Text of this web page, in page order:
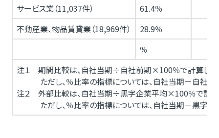
サービス業（11,037件）
61.4％
不動産業、物品賃貸業（18,969件）
28.9％
％
注１ 期間比較は、自社当期÷自社前期×100％で計算しま
ただし、％比率の指標については、自社当期－自社前
注２ 外部比較は、自社当期÷黒字企業平均×100％で計算
ただし、％比率の指標については、自社当期－黒字企